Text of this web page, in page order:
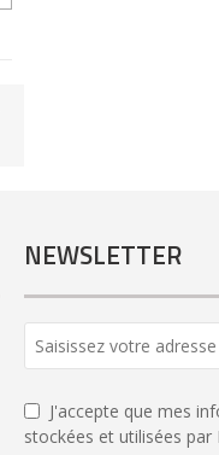
NEWSLETTER
Address *
J'accepte que mes
stockées et utilisées par